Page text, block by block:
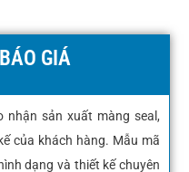
GIÁ
nhận sản xuất màng seal,
của khách hàng. Mẫu mã
dạng và thiết kế chuyên